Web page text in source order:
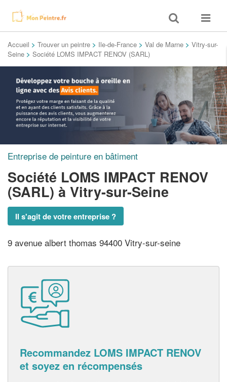
Toggle
search
Toggle
Accueil > Trouver un peintre > Ile-de-France > Val de Marne > Vitry-sur-
Seine > Société LOMS IMPACT RENOV (SARL)
Entreprise de peinture en bâtiment
Société LOMS IMPACT RENOV
(SARL) à Vitry-sur-Seine
Il s'agit de votre entreprise ?
9 avenue albert thomas 94400 Vitry-sur-seine
Recommandez LOMS IMPACT RENOV
et soyez en récompensés